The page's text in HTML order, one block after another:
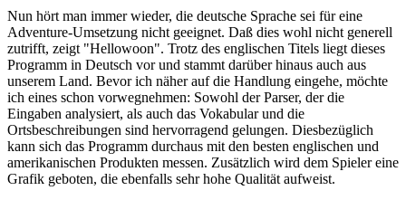
Nun hört man immer wieder, die deutsche Sprache sei für eine
Adventure-Umsetzung nicht geeignet. Daß dies wohl nicht generell
zutrifft, zeigt "Hellowoon". Trotz des englischen Titels liegt dieses
Programm in Deutsch vor und stammt darüber hinaus auch aus
unserem Land. Bevor ich näher auf die Handlung eingehe, möchte
ich eines schon vorwegnehmen: Sowohl der Parser, der die
Eingaben analysiert, als auch das Vokabular und die
Ortsbeschreibungen sind hervorragend gelungen. Diesbezüglich
kann sich das Programm durchaus mit den besten englischen und
amerikanischen Produkten messen. Zusätzlich wird dem Spieler eine
Grafik geboten, die ebenfalls sehr hohe Qualität aufweist.